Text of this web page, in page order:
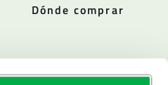
Dónde comprar